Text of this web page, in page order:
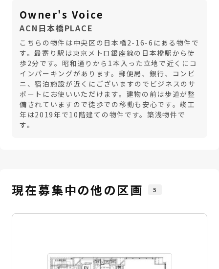
Owner's Voice
ACN日本橋PLACE
こちらの物件は中央区の日本橋2-16-6にある物件で
す。最寄り駅は東京メトロ銀座線の日本橋駅から徒
歩2分です。昭和通りから1本入った立地で近くにコ
インパーキングがあります。郵便局、銀行、コンビ
ニ、宿泊施設が近くにございますのでビジネスのサ
ポートにお使いいただけます。建物の前は歩道が整
備されていますので徒歩での移動も安心です。竣工
年は2019年で10階建ての物件です。築浅物件で
す。
現在募集中の他の区画 5